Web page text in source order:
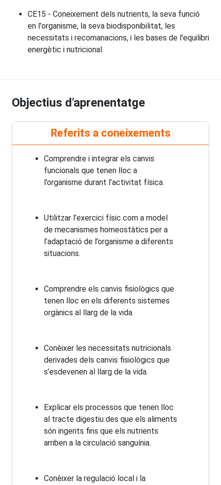
CE15 - Coneixement dels nutrients, la seva funció
en l'organisme, la seva biodisponibilitat, les
necessitats i recomanacions, i les bases de l'equilibri
energètic i nutricional.
Objectius d'aprenentatge
Referits a coneixements
Comprendre i integrar els canvis
funcionals que tenen lloc a
l’organisme durant l’activitat física.
Utilitzar l’exercici físic com a model
de mecanismes homeostàtics per a
l’adaptació de l’organisme a diferents
situacions.
Comprendre els canvis fisiològics que
tenen lloc en els diferents sistemes
orgànics al llarg de la vida.
Conèixer les necessitats nutricionals
derivades dels canvis fisiològics que
s’esdevenen al llarg de la vida.
Explicar els processos que tenen lloc
al tracte digestiu des que els aliments
són ingerits fins que els nutrients
arriben a la circulació sanguínia.
Conèixer la regulació local i la